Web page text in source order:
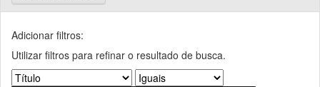
Adicionar filtros:
Utilizar filtros para refinar o resultado de busca.